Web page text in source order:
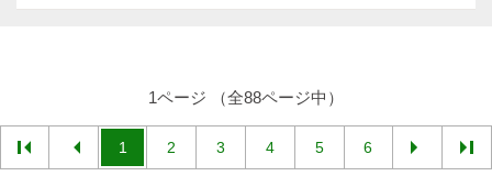
1ページ （全88ページ中）
1 2 3 4 5 6